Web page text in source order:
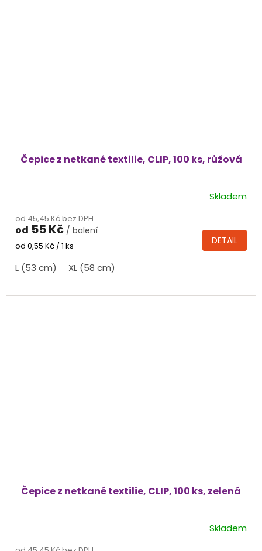
Čepice z netkané textilie, CLIP, 100 ks, růžová
produktu
je
5,0
5
hvězdiček.
Skladem
od 45,45 Kč bez DPH
od 55 Kč / balení
Měrná
od 0,55 Kč / 1 ks DETAIL
L (53 cm) XL (58 cm)
Čepice z netkané textilie, CLIP, 100 ks, zelená
Skladem